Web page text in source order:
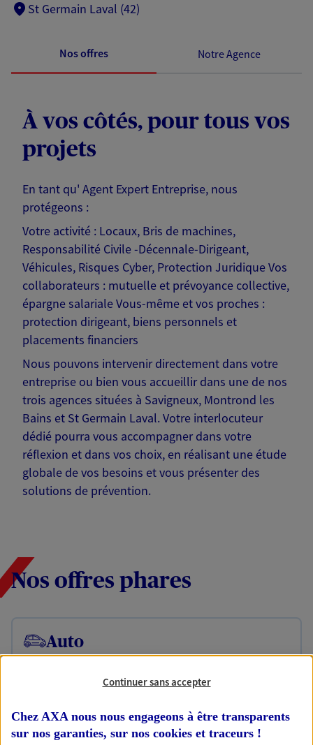
St Germain Laval (42)
Nos offres Notre Agence
À vos côtés, pour tous vos
projets
En tant qu' Agent Expert Entreprise, nous
protégeons :
Votre activité : Locaux, Bris de machines,
Responsabilité Civile -Décennale-Dirigeant,
Véhicules, Risques Cyber, Protection Juridique Vos
collaborateurs : mutuelle et prévoyance collective,
épargne salariale Vous-même et vos proches :
protection dirigeant, biens personnels et
placements financiers
Nous pouvons intervenir directement dans votre
entreprise ou bien vous accueillir dans une de nos
trois agences situées à Savigneux, Montrond les
Bains et St Germain Laval. Votre interlocuteur
dédié pourra vous accompagner dans votre
réflexion et dans vos choix, en réalisant une étude
globale de vos besoins et vous présenter des
solutions de prévention.
Nos offres phares
Auto
Fan de longs voyages ou petit rouleur, prenez la
route bien protégé. Assurez votre voiture avec le
contrat Mon Auto : une assurance qui roule pour
Découvrir l'offre Auto
Continuer sans accepter
Chez AXA nous nous engageons à être transparents
sur nos garanties, sur nos cookies et traceurs !